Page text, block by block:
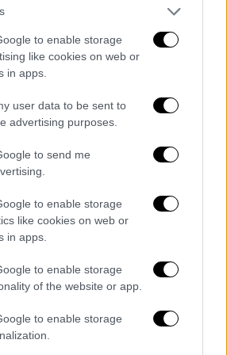
to enable storage
like cookies on web or
in apps.
user data to be sent to
advertising purposes.
to send me
to enable storage
like cookies on web or
in apps.
to enable storage
of the website or app.
to enable storage
τη μουσική σας; Τι
Αυτή είναι η βασική
διανοητική, αλλά και
ευφυΐα. Να υπάρχει δηλαδή
μία ευρύτητα
ο άλλος να νιώσει την
το άλφα και το ωμέγα σε
έτσι επικοινωνούμε
Βερολίνο και στη Βιένη.
πολιτισμοί. Τι ρόλο
και καλλιτεχνική σας